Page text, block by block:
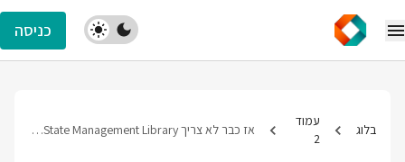
כניסה
בלוג
עמוד
2
אז כבר לא צריך State Management Library בריאקט?